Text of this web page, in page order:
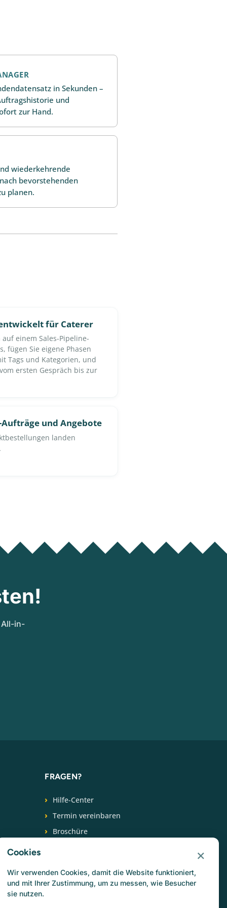
in Sekunden –
und
zur Hand.
wiederkehrende
bevorstehenden
planen.
für Caterer
einem Sales-Pipeline-
fügen Sie eigene Phasen
Tags und Kategorien, und
ersten Gespräch bis zur
und Angebote
landen
All-in-
FRAGEN?
Hilfe-Center
Termin vereinbaren
Broschüre
FOLGEN SIE UNS
Cookies ×
Wir verwenden Cookies, damit die Website funktioniert,
und mit Ihrer Zustimmung, um zu messen, wie Besucher
sie nutzen.